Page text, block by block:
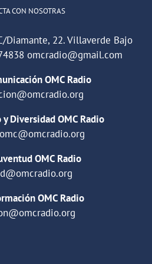
CON NOSOTRAS
Diamante, 22. Villaverde Bajo
omcradio@gmail.com
OMC Radio
Diversidad OMC Radio
OMC Radio
OMC Radio